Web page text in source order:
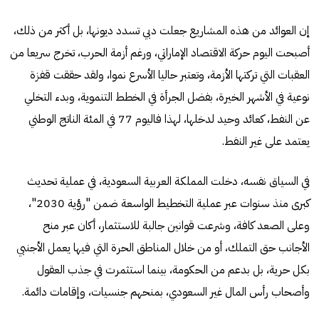
إن العوائد من هذه المشاريع جعلت دبي تسدد ديونها، بل أكثر من ذلك،
أصبحت اليوم حركة الاقتصاد الإماراتي، ورغم أزمة الحرب، تخرج سريعا من
العقبات التي تركتها الأزمة، وتعتبر حاليا الأسرع نموا، ولقد حققت قفزة
نوعية في الأشهر الخيرة، بفضل الجرأة في الخطط التنموية، وبدء التخلي
عن النفط، كعائد وحيد لدخلها، لهذا فاليوم 77 في المئة الناتج الوطني
يعتمد على غير النفط.
في السياق نفسه، دخلت المملكة العربية السعودية، في عملية تحديث
كبرى منذ سنوات عبر عملية التخطيط الواسعة ضمن "رؤية 2030"،
وعلى الصعد كافة، وشرعت قوانين جالبة للاستثمار، أكان عبر منح
الأجانب حق التملك، أو من خلال المناطق الحرة التي فيها يعمل الأجنبي
بكل حرية، بل بدعم من الحكومة، بينما استثمرت في جذب العقول
وأصحاب رأس المال غير السعودي، بمنحهم جنسيات، وإقامات دائمة.